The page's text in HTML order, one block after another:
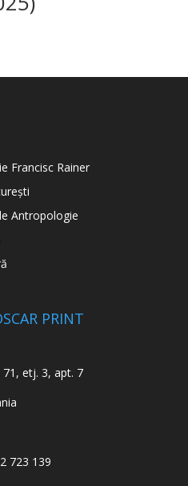
Francisc Rainer
Antropologie
PRINT
71, etj. 3, apt. 7
723 139